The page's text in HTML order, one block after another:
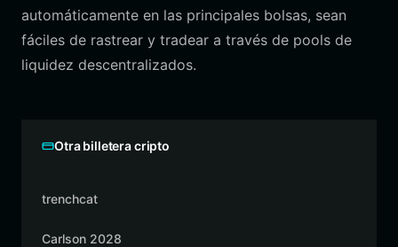
automáticamente en las principales bolsas, sean
fáciles de rastrear y tradear a través de pools de
liquidez descentralizados.
Otra billetera cripto
trenchcat
Carlson 2028